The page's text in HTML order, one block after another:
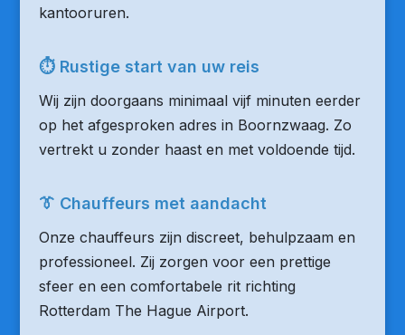
kantooruren.
⏱ Rustige start van uw reis
Wij zijn doorgaans minimaal vijf minuten eerder
op het afgesproken adres in Boornzwaag. Zo
vertrekt u zonder haast en met voldoende tijd.
👔 Chauffeurs met aandacht
Onze chauffeurs zijn discreet, behulpzaam en
professioneel. Zij zorgen voor een prettige
sfeer en een comfortabele rit richting
Rotterdam The Hague Airport.